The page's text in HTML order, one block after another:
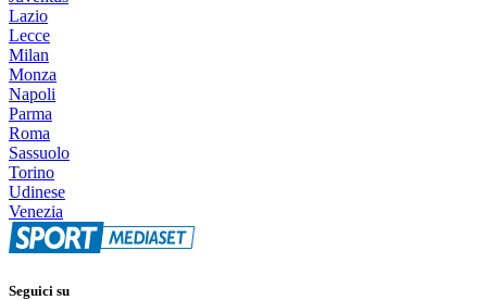
Lazio
Lecce
Milan
Monza
Napoli
Parma
Roma
Sassuolo
Torino
Udinese
Venezia
Seguici su